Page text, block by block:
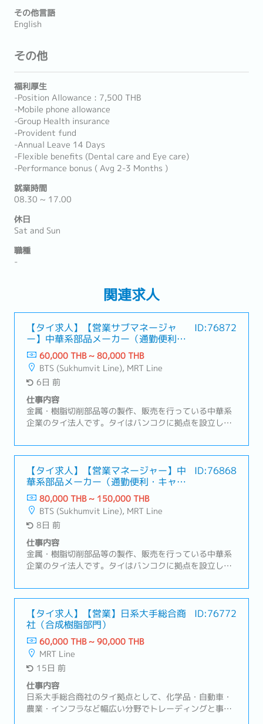
その他言語
English
その他
福利厚生
-Position Allowance : 7,500 THB
-Mobile phone allowance
-Group Health insurance
-Provident fund
-Annual Leave 14 Days
-Flexible benefits (Dental care and Eye care)
-Performance bonus ( Avg 2-3 Months )
就業時間
08.30 ~ 17.00
休日
Sat and Sun
職種
-
関連求人
【タイ求人】【営業サブマネージャ
ー】中華系部品メーカー（通勤便利・
キャリアパス豊富）
ID:76872
60,000 THB ~ 80,000 THB
BTS (Sukhumvit Line), MRT Line
6日 前
仕事内容
金属・樹脂切削部品等の製作、販売を行っている中華系
企業のタイ法人です。タイはバンコクに拠点を設立し、
拠点として機能しているBOI取得企業です。営業スタイ
ルは主に既存顧客（日系の半導体製造装置メーカー）の
フォロー営業を行っていただきます。【職務内容】メイ
ン商材: 半導体製造装置向けの加工部品①案件の実務管
理・受発注、納期、在庫の管理・案件ごとの進捗管理お
よび課題抽出・トラブルの一次対応および社内エスカレ
ーション②海外拠点（日本、中国）との調整業務・納
期、品質、価格に関する調整・情報の取りまとめおよび
社内展開③サプライア対応サポート・仕入先との納期調
整・見積取得および価格管理④顧客対応サポート・顧客
からの問い合わせ対応・納期回答、仕様確認・営業マネ
【タイ求人】【営業マネージャー】中
華系部品メーカー（通勤便利・キャリ
アパス豊富）
ID:76868
80,000 THB ~ 150,000 THB
BTS (Sukhumvit Line), MRT Line
8日 前
仕事内容
金属・樹脂切削部品等の製作、販売を行っている中華系
企業のタイ法人です。タイはバンコクに拠点を設立し、
拠点として機能しているBOI取得企業です。本ポジショ
ンでは、日本企業の顧客のニーズに合わせたサプライヤ
ーの開拓や、品質トラブル発生時に事象の把握＆関連部
署への連携、一次処置・恒久的処置等の交渉を行ってい
ただきます。営業スタイルは主に既存顧客（日系の半導
体製造装置メーカー）のフォロー営業を行っていただき
ます。【職務内容】① 既存顧客管理・主要顧客との関係
構築および維持・価格改定、コストダウン要求への対応
方針策定・顧客要望に沿ったプロジェクト推進、期限管
理② サプライヤーマネジメント・仕入価格交渉およびコ
スト改善活動・品質／納期トラブル発生時の是正対応・
【タイ求人】【営業】日系大手総合商
社（合成樹脂部門）
ID:76772
60,000 THB ~ 90,000 THB
MRT Line
15日 前
仕事内容
日系大手総合商社のタイ拠点として、化学品・自動車・
農業・インフラなど幅広い分野でトレーディングと事業